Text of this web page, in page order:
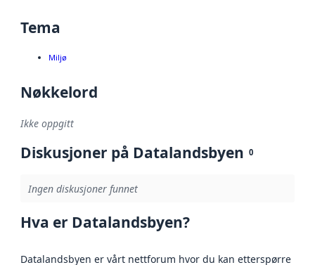
Tema
Miljø
Nøkkelord
Ikke oppgitt
Diskusjoner på Datalandsbyen 0
Ingen diskusjoner funnet
Hva er Datalandsbyen?
Datalandsbyen er vårt nettforum hvor du kan etterspørre